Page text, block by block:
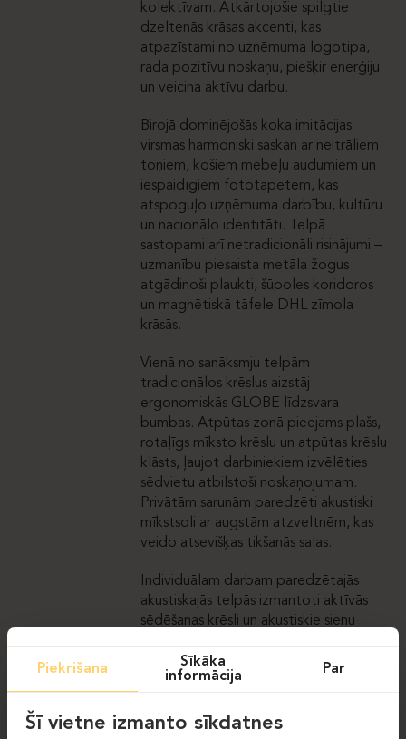
kolektīvam. Atkārtojošie spilgtie
dzeltenās krāsas akcenti, kas
atpazīstami no uzņēmuma logotipa,
rada pozitīvu noskaņu, piešķir enerģiju
un veicina aktīvu darbu.
Birojā dominējošās koka imitācijas
virsmas harmoniski saskan ar neitrāliem
toņiem, košiem mēbeļu audumiem un
iespaidīgiem fototapetēm, kas
atspoguļo uzņēmuma darbību, kultūru
un nacionālo identitāti. Telpā
sastopami arī netradicionāli risinājumi –
uzmanību piesaista metāla žogus
atgādinoši plaukti, šūpoles koridoros
un magnētiskā tāfele DHL zīmola
krāsās.
Vienā no sanāksmju telpām
tradicionālos krēslus aizstāj
ergonomiskās GLOBE līdzsvara
bumbas. Atpūtas zonā pieejams plašs,
rotaļīgs mīksto krēslu un atpūtas krēslu
klāsts, ļaujot darbiniekiem izvēlēties
sēdvietu atbilstoši noskaņojumam.
Privātām sarunām paredzēti akustiski
mīkstsoli ar augstām atzveltnēm, kas
veido atsevišķas tikšanās salas.
Individuālam darbam paredzētajās
akustiskajās telpās izmantoti aktīvās
sēdēšanas krēsli un akustiskie sienu
īpašības. Mazāk formālām tikšanām
birojā izveidots amfiteātris, kura
un ļauj ērti organizēt dažādas
Piekrišana
Sīkāka
informācija
Par
Šī vietne izmanto sīkdatnes